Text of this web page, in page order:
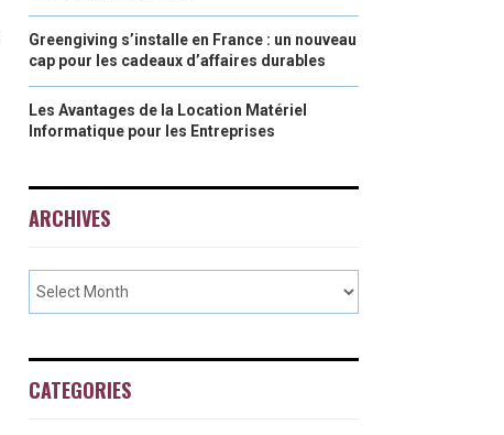
Greengiving s’installe en France : un nouveau
cap pour les cadeaux d’affaires durables
Les Avantages de la Location Matériel
Informatique pour les Entreprises
ARCHIVES
CATEGORIES